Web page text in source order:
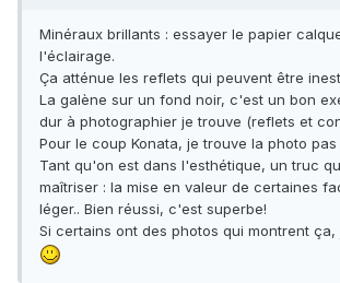
Minéraux brillants : essayer le papier
l'éclairage.
Ça atténue les reflets qui peuvent être
La galène sur un fond noir, c'est un bon
dur à photographier je trouve (reflets et
Pour le coup Konata, je trouve la photo pas
Tant qu'on est dans l'esthétique, un truc
maîtriser : la mise en valeur de certaines
léger.. Bien réussi, c'est superbe!
Si certains ont des photos qui montrent